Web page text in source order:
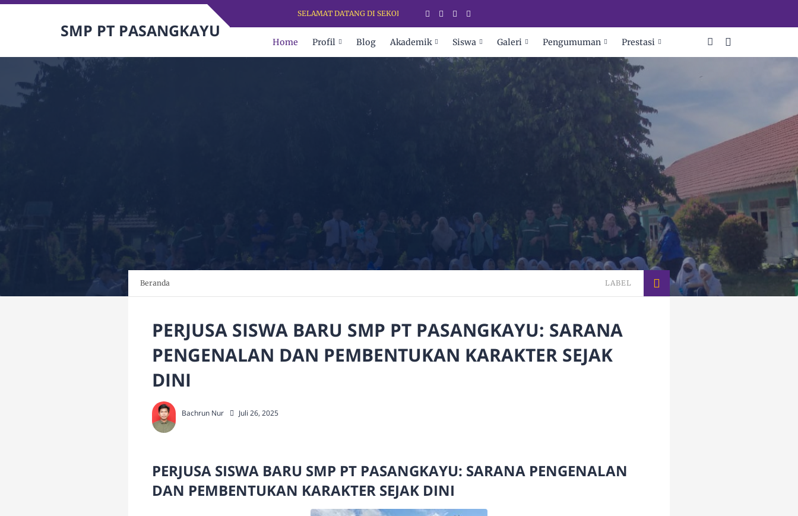
SELAMAT DATANG DI SEKOLAH PARA JUARA
SMP PT PASANGKAYU
Home Profil Blog Akademik Siswa Galeri Pengumuman Prestasi
Beranda LABEL
PERJUSA SISWA BARU SMP PT PASANGKAYU: SARANA
PENGENALAN DAN PEMBENTUKAN KARAKTER SEJAK
DINI
Bachrun Nur Juli 26, 2025
PERJUSA SISWA BARU SMP PT PASANGKAYU: SARANA PENGENALAN
DAN PEMBENTUKAN KARAKTER SEJAK DINI